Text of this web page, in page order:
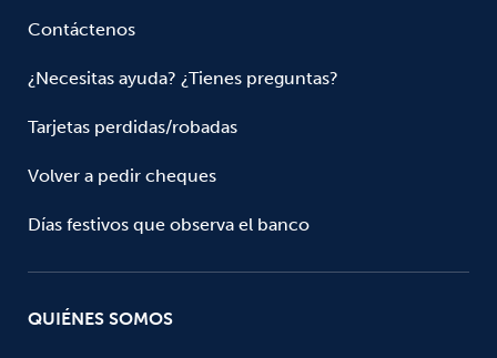
Contáctenos
¿Necesitas ayuda? ¿Tienes preguntas?
Tarjetas perdidas/robadas
Volver a pedir cheques
Días festivos que observa el banco
QUIÉNES SOMOS